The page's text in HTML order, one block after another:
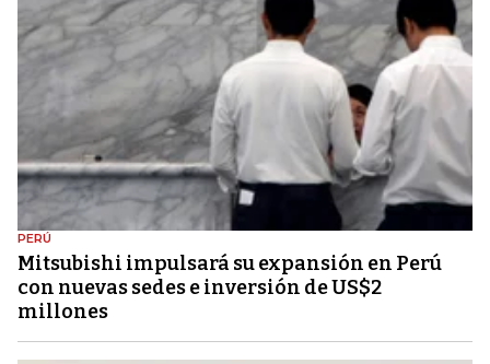
PERÚ
Mitsubishi impulsará su expansión en Perú
con nuevas sedes e inversión de US$2
millones